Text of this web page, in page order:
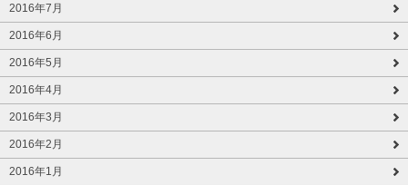
2016年7月
2016年6月
2016年5月
2016年4月
2016年3月
2016年2月
2016年1月